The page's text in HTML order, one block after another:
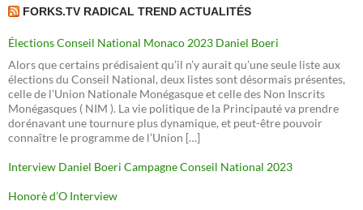
FORKS.TV RADICAL TREND ACTUALITÉS
Élections Conseil National Monaco 2023 Daniel Boeri
Alors que certains prédisaient qu’il n’y aurait qu’une seule liste aux
élections du Conseil National, deux listes sont désormais présentes,
celle de l’Union Nationale Monégasque et celle des Non Inscrits
Monégasques ( NIM ). La vie politique de la Principauté va prendre
dorénavant une tournure plus dynamique, et peut-être pouvoir
connaître le programme de l’Union […]
Interview Daniel Boeri Campagne Conseil National 2023
Honorè d’O Interview